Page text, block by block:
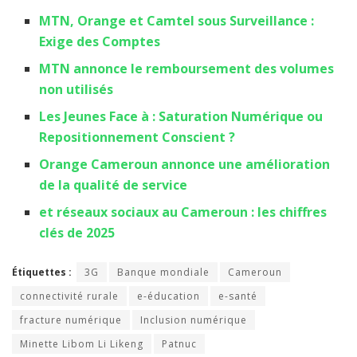
MTN, Orange et Camtel sous Surveillance :
Exige des Comptes
MTN annonce le remboursement des volumes
non utilisés
Les Jeunes Face à : Saturation Numérique ou
Repositionnement Conscient ?
Orange Cameroun annonce une amélioration
de la qualité de service
et réseaux sociaux au Cameroun : les chiffres
clés de 2025
Étiquettes : 3G Banque mondiale
Cameroun
connectivité rurale
e-éducation
e-santé
fracture numérique
Inclusion numérique
Minette Libom Li Likeng
Patnuc